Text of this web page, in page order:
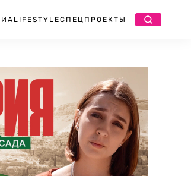
LIFESTYLEСПЕЦПРОЕКТЫ